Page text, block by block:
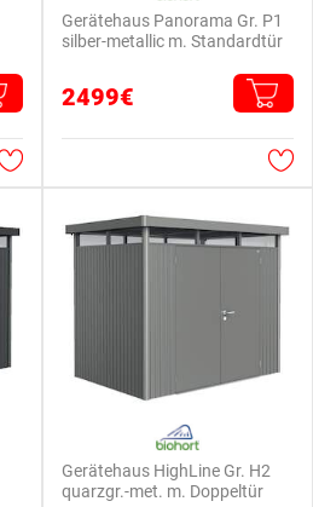
Gerätehaus Panorama Gr. P1
silber-metallic m. Standardtür
2499€
Gerätehaus HighLine Gr. H2
quarzgr.-met. m. Doppeltür